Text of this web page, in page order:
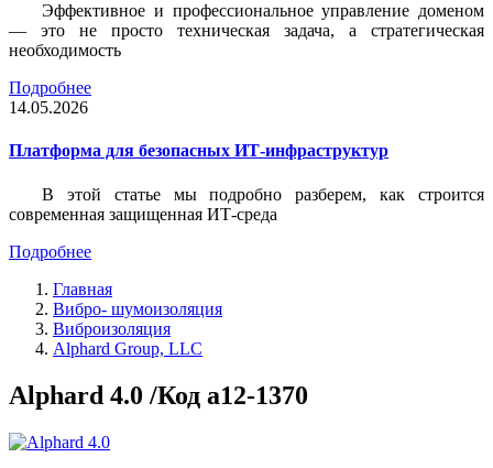
Эффективное и профессиональное управление доменом
— это не просто техническая задача, а стратегическая
необходимость
Подробнее
14.05.2026
Платформа для безопасных ИТ-инфраструктур
В этой статье мы подробно разберем, как строится
современная защищенная ИТ-среда
Подробнее
Главная
Вибро- шумоизоляция
Виброизоляция
Alphard Group, LLC
Alphard 4.0 /Код a12-1370